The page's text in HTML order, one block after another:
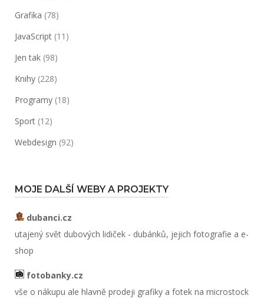
Grafika (78)
JavaScript (11)
Jen tak (98)
Knihy (228)
Programy (18)
Sport (12)
Webdesign (92)
MOJE DALŠÍ WEBY A PROJEKTY
dubanci.cz
utajený svět dubových lidiček - dubánků, jejich fotografie a e-
shop
fotobanky.cz
vše o nákupu ale hlavně prodeji grafiky a fotek na microstock